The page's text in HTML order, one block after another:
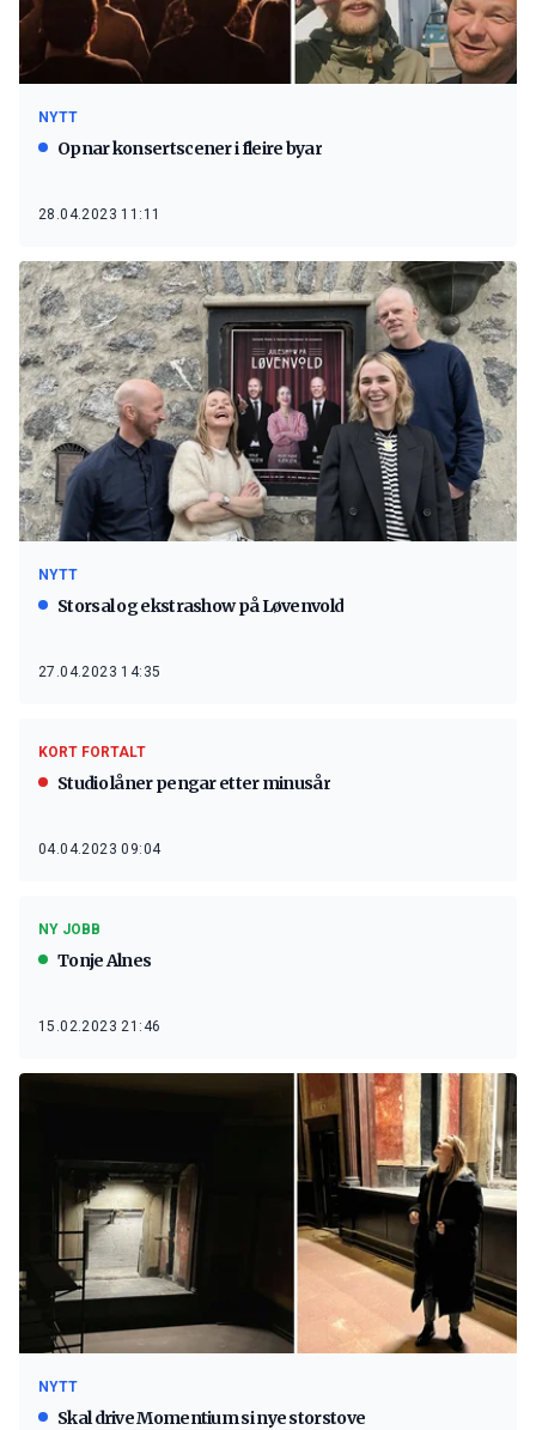
NYTT
Opnar konsertscener i fleire byar
28.04.2023 11:11
NYTT
Storsal og ekstrashow på Løvenvold
27.04.2023 14:35
KORT FORTALT
Studio låner pengar etter minusår
04.04.2023 09:04
NY JOBB
Tonje Alnes
15.02.2023 21:46
NYTT
Skal drive Momentium si nye storstove